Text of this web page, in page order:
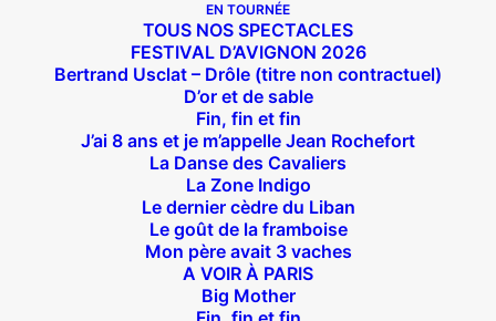
EN TOURNÉE
TOUS NOS SPECTACLES
FESTIVAL D’AVIGNON 2026
Bertrand Usclat – Drôle (titre non contractuel)
D’or et de sable
Fin, fin et fin
J’ai 8 ans et je m’appelle Jean Rochefort
La Danse des Cavaliers
La Zone Indigo
Le dernier cèdre du Liban
Le goût de la framboise
Mon père avait 3 vaches
A VOIR À PARIS
Big Mother